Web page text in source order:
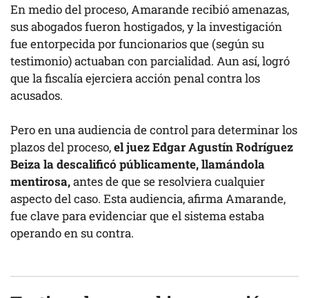
En medio del proceso, Amarande recibió amenazas,
sus abogados fueron hostigados, y la investigación
fue entorpecida por funcionarios que (según su
testimonio) actuaban con parcialidad. Aun así, logró
que la fiscalía ejerciera acción penal contra los
acusados.
Pero en una audiencia de control para determinar los
plazos del proceso,el juez Edgar Agustín Rodríguez
Beiza la descalificó públicamente, llamándola
mentirosa,antes de que se resolviera cualquier
aspecto del caso. Esta audiencia, afirma Amarande,
fue clave para evidenciar que el sistema estaba
operando en su contra.